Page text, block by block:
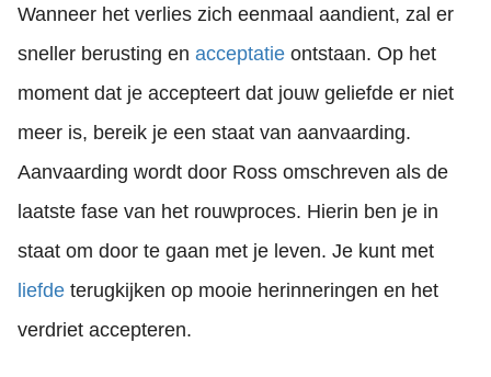
Wanneer het verlies zich eenmaal aandient, zal er
sneller berusting en acceptatie ontstaan. Op het
moment dat je accepteert dat jouw geliefde er niet
meer is, bereik je een staat van aanvaarding.
Aanvaarding wordt door Ross omschreven als de
laatste fase van het rouwproces. Hierin ben je in
staat om door te gaan met je leven. Je kunt met
liefde terugkijken op mooie herinneringen en het
verdriet accepteren.